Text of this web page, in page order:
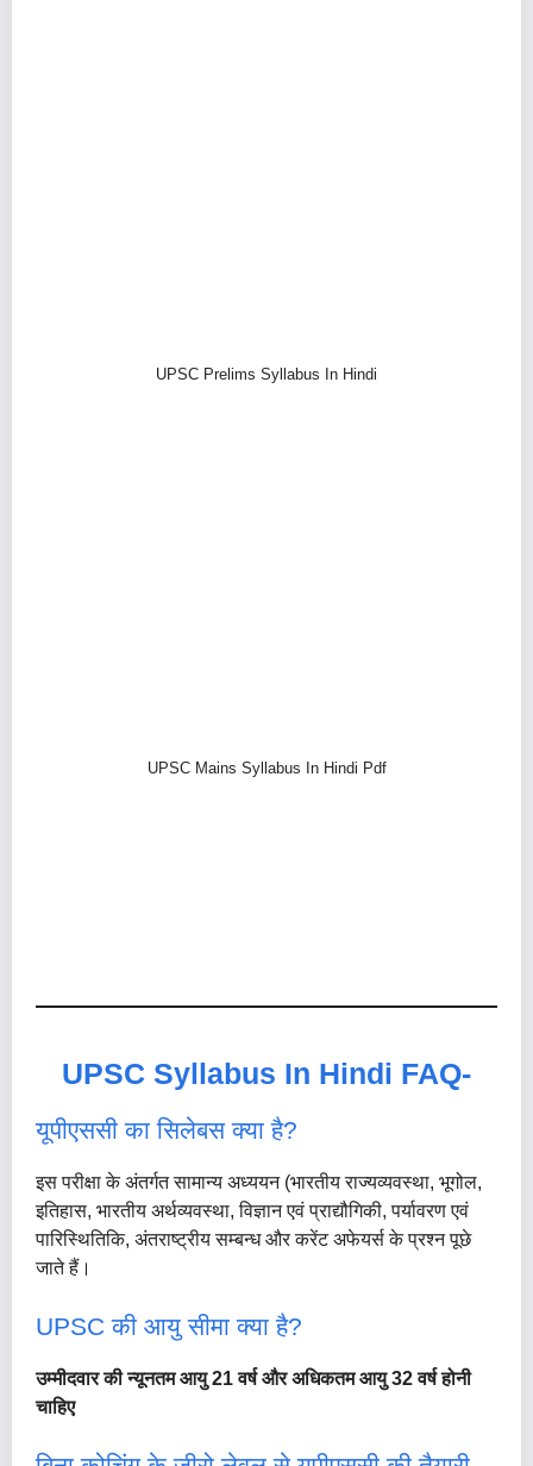
UPSC Prelims Syllabus In Hindi
UPSC Mains Syllabus In Hindi Pdf
UPSC Syllabus In Hindi FAQ-
यूपीएससी का सिलेबस क्या है?
इस परीक्षा के अंतर्गत सामान्य अध्ययन (भारतीय राज्यव्यवस्था, भूगोल,
इतिहास, भारतीय अर्थव्यवस्था, विज्ञान एवं प्राद्यौगिकी, पर्यावरण एवं
पारिस्थितिकि, अंतराष्ट्रीय सम्बन्ध और करेंट अफेयर्स के प्रश्न पूछे
जाते हैं।
UPSC की आयु सीमा क्या है?
उम्मीदवार की न्यूनतम आयु 21 वर्ष और अधिकतम आयु 32 वर्ष होनी
चाहिए